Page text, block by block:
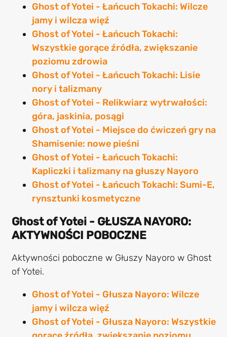
Ghost of Yotei - Łańcuch Tokachi: Wilcze
jamy i wilcza więź
Ghost of Yotei - Łańcuch Tokachi:
Wszystkie gorące źródła, zwiększanie
poziomu zdrowia
Ghost of Yotei - Łańcuch Tokachi: Lisie
nory i talizmany
Ghost of Yotei - Relikwiarz wytrwałości:
góra, jaskinia, posągi
Ghost of Yotei - Miejsce do ćwiczeń gry na
Shamisenie: nowe pieśni
Ghost of Yotei - Łańcuch Tokachi:
Kapliczki i talizmany na głuszy Nayoro
Ghost of Yotei - Łańcuch Tokachi: Sumi-E,
rynsztunki kosmetyczne
Ghost of Yotei - GŁUSZA NAYORO:
AKTYWNOŚCI POBOCZNE
Aktywności poboczne w Głuszy Nayoro w Ghost
of Yotei.
Ghost of Yotei - Głusza Nayoro: Wilcze
jamy i wilcza więź
Ghost of Yotei - Głusza Nayoro: Wszystkie